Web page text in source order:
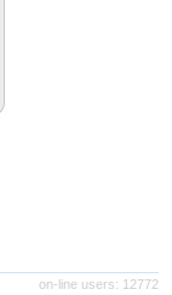
on-line users: 12772